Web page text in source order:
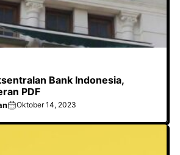
Bank Indonesia,
PDF
Oktober 14, 2023